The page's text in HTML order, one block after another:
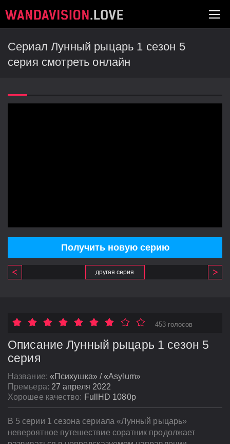
Сериал Лунный рыцарь 1 сезон 5
серия смотреть онлайн
Получить новую серию
другая серия
Описание Лунный рыцарь 1 сезон 5
серия
Название: «Психушка» / «Asylum»
Премьера: 27 апреля 2022
Хорошее качество: FullHD 1080p
453 голосов
В 5 серии 1 сезона сериала «Лунный рыцарь»
невероятное путешествие соратник продолжает